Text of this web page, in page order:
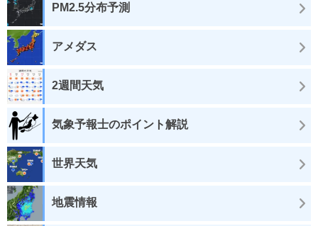
PM2.5分布予測
アメダス
2週間天気
気象予報士のポイント解説
世界天気
地震情報